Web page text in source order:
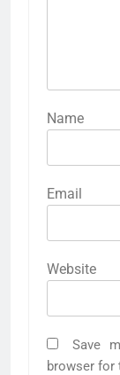
Website
Save
browser for